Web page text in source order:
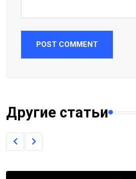
POST COMMENT
Другие статьи